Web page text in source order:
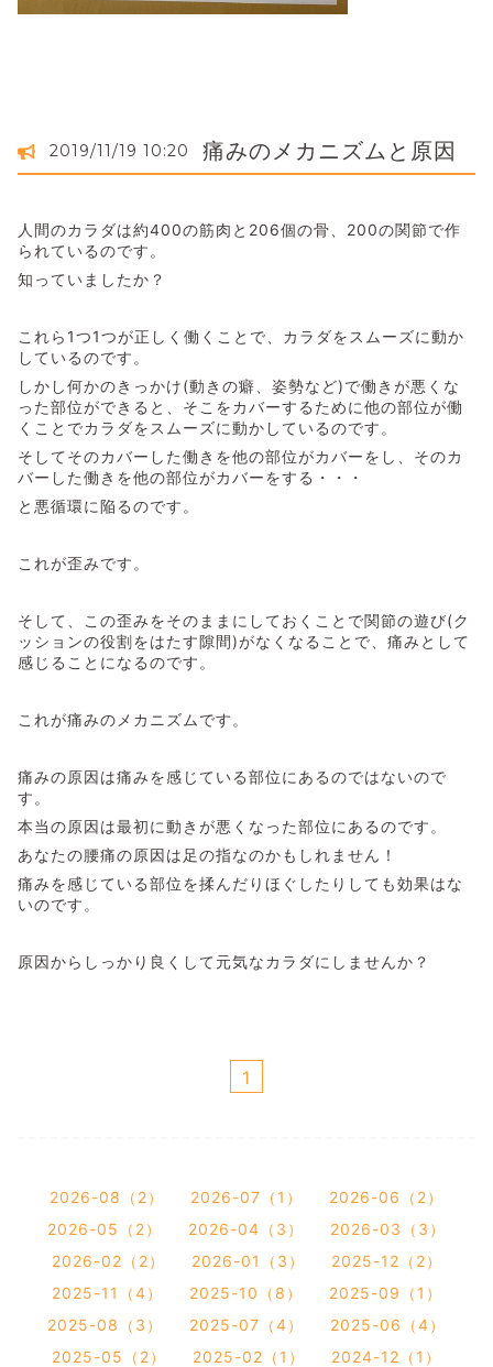
2019/11/19 10:20 痛みのメカニズムと原因
人間のカラダは約400の筋肉と206個の骨、200の関節で作
られているのです。
知っていましたか？
これら1つ1つが正しく働くことで、カラダをスムーズに動か
しているのです。
しかし何かのきっかけ(動きの癖、姿勢など)で働きが悪くな
った部位ができると、そこをカバーするために他の部位が働
くことでカラダをスムーズに動かしているのです。
そしてそのカバーした働きを他の部位がカバーをし、そのカ
バーした働きを他の部位がカバーをする・・・
と悪循環に陥るのです。
これが歪みです。
そして、この歪みをそのままにしておくことで関節の遊び(ク
ッションの役割をはたす隙間)がなくなることで、痛みとして
感じることになるのです。
これが痛みのメカニズムです。
痛みの原因は痛みを感じている部位にあるのではないので
す。
本当の原因は最初に動きが悪くなった部位にあるのです。
あなたの腰痛の原因は足の指なのかもしれません！
痛みを感じている部位を揉んだりほぐしたりしても効果はな
いのです。
原因からしっかり良くして元気なカラダにしませんか？
1
2026-08（2） 2026-07（1）
2026-06（2）
2026-05（2）
2026-04（3）
2026-03（3）
2026-02（2）
2026-01（3）
2025-12（2）
2025-11（4）
2025-10（8）
2025-09（1）
2025-08（3）
2025-07（4）
2025-06（4）
2025-05（2）
2025-02（1）
2024-12（1）